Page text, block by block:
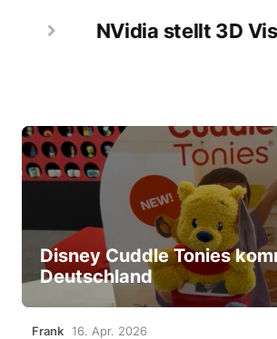
NVidia stellt 3D
Disney Cuddle Tonies
Deutschland
Frank 16. Apr. 2026